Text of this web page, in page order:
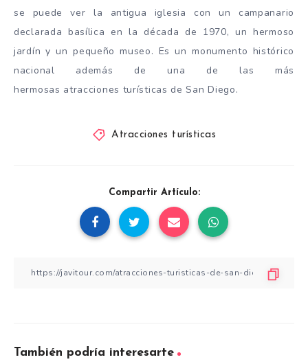
se puede ver la antigua iglesia con un campanario
declarada basílica en la década de 1970, un hermoso
jardín y un pequeño museo. Es un monumento histórico
nacional además de una de las más
hermosas atracciones turísticas de San Diego.
Atracciones turísticas
Compartir Artículo:
También podría interesarte